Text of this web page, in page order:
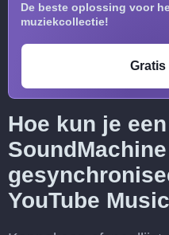
De beste oplossing voor
muziekcollectie!
Gratis
Hoe kun je
SoundMachine
YouTube